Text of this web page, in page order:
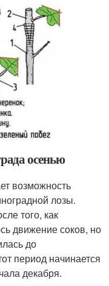
осенью
возможность
лозы.
того, как
движение соков, но
до
период начинается
декабря.